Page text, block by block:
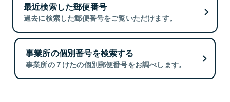
最近検索した郵便番号
過去に検索した郵便番号をご覧いただけます。
事業所の個別番号を検索する
事業所の７けたの個別郵便番号をお調べします。